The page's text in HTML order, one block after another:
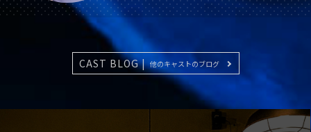
CAST BLOG |他のキャストのブログ